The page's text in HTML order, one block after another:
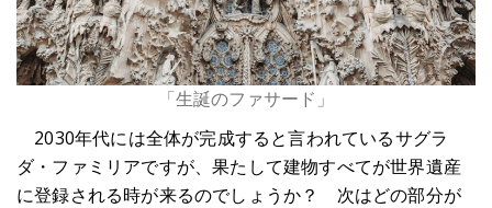
「生誕のファサード」
2030年代には全体が完成すると言われているサグラ
ダ・ファミリアですが、果たして建物すべてが世界遺産
に登録される時が来るのでしょうか？ 次はどの部分が